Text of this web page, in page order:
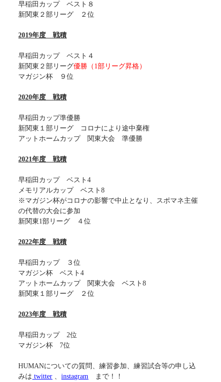
早稲田カップ ベスト８
新関東２部リーグ ２位
2019年度 戦積
早稲田カップ ベスト４
新関東２部リーグ優勝（1部リーグ昇格）
マガジン杯 ９位
2020年度 戦積
早稲田カップ準優勝
新関東１部リーグ コロナにより途中棄権
アットホームカップ 関東大会 準優勝
2021年度 戦積
早稲田カップ ベスト4
メモリアルカップ ベスト8
※マガジン杯がコロナの影響で中止となり、スポマネ主催
の代替の大会に参加
新関東1部リーグ ４位
2022年度 戦積
早稲田カップ ３位
マガジン杯 ベスト4
アットホームカップ 関東大会 ベスト8
新関東１部リーグ ２位
2023年度 戦積
早稲田カップ 2位
マガジン杯 7位
HUMANについての質問、練習参加、練習試合等の申し込
みは twitter 、instagram まで！！